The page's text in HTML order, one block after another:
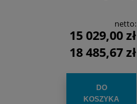
netto:
15 029,00 zł
18 485,67 zł
DO
KOSZYKA